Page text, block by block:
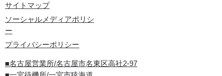
サイトマップ
ソーシャルメディアポリシ
ー
プライバシーポリシー
■名古屋営業所/名古屋市名東区高社2-97